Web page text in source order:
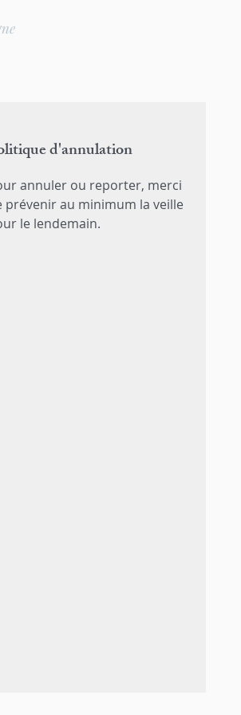
d'annulation
annuler ou reporter, merci
prévenir au minimum la veille
le lendemain.